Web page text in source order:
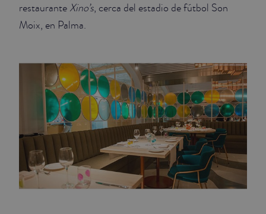
restaurante Xino’s, cerca del estadio de fútbol Son
Moix, en Palma.